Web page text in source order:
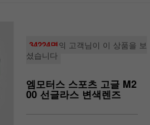
34224명의 고객님이 이 상품을 보
셨습니다
엠모터스 스포츠 고글 M2
00 선글라스 변색렌즈